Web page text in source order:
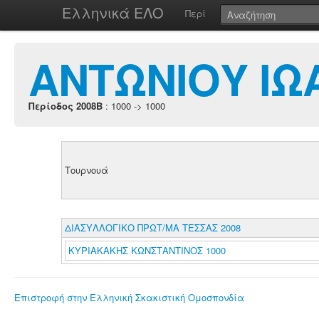
Ελληνικά ΕΛΟ Περί
ΑΝΤΩΝΙΟΥ
Περίοδος 2008B : 1000 -> 1000
Τουρνουά
ΔΙΑΣΥΛΛΟΓΙΚΟ ΠΡΩΤ/ΜΑ ΤΕΣΣΑΣ 2008
ΚΥΡΙΑΚΑΚΗΣ ΚΩΝΣΤΑΝΤΙΝΟΣ 1000
Επιστροφή στην Ελληνική Σκακιστική Ομοσπονδία